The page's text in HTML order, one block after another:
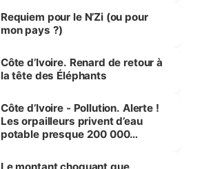
Requiem pour le N’Zi (ou pour
mon pays ?)
Côte d’Ivoire. Renard de retour à
la tête des Éléphants
Côte d’Ivoire - Pollution. Alerte !
Les orpailleurs privent d’eau
potable presque 200 000